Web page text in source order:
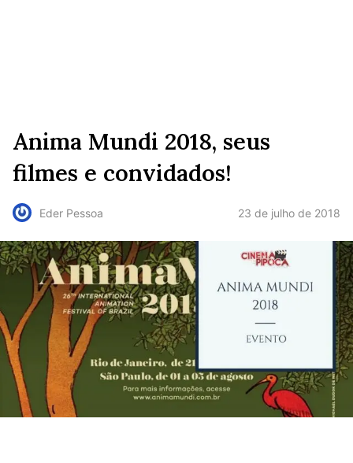
Anima Mundi 2018, seus
filmes e convidados!
Eder Pessoa 23 de julho de 2018